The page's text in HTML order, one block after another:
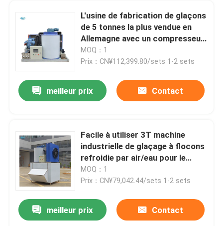
L'usine de fabrication de glaçons
de 5 tonnes la plus vendue en
Allemagne avec un compresseur
Bitzer et une capacité de
stockage de glace de 5000 kg
MOQ：1
Prix：CN¥112,399.80/sets 1-2 sets
meilleur prix Contact
Facile à utiliser 3T machine
industrielle de glaçage à flocons
refroidie par air/eau pour le
traitement des aliments du
poisson crevettes Capacité 600
MOQ：1
Prix：CN¥79,042.44/sets 1-2 sets
meilleur prix Contact